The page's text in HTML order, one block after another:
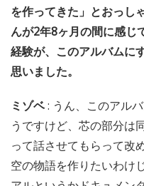
を作ってきた」とおっし
んが2年8ヶ月の間に感じ
経験が、このアルバムに
思いました。
ミゾベ: うん、このアル
うですけど、芯の部分は
って話させてもらって改
空の物語を作りたいわけ